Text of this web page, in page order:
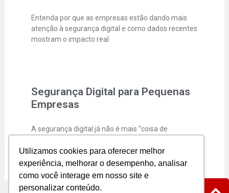
Utilizamos cookies para oferecer melhor
experiência, melhorar o desempenho, analisar
como você interage em nosso site e
personalizar conteúdo.
Entenda por que as empresas estão dando mais
atenção à segurança digital e como dados recentes
mostram o impacto real
Segurança Digital para Pequenas
Empresas
A segurança digital já não é mais “coisa de
negócios entraram de vez na